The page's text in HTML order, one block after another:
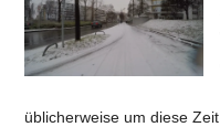
üblicherweise um diese